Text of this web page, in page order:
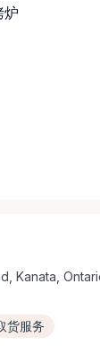
Kanata,
货服务